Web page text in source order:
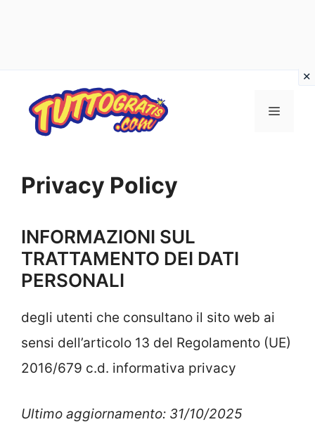
contenuto
Menu
Privacy Policy
INFORMAZIONI SUL
TRATTAMENTO DEI DATI
PERSONALI
degli utenti che consultano il sito web ai
sensi dell’articolo 13 del Regolamento (UE)
2016/679 c.d. informativa privacy
Ultimo aggiornamento: 31/10/2025